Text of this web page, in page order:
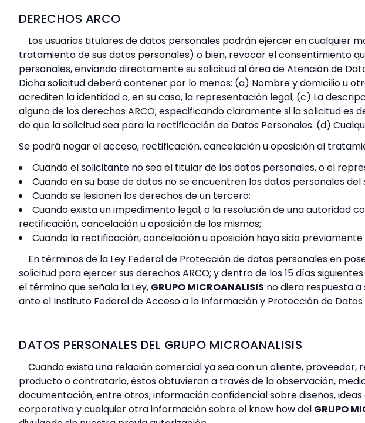
DERECHOS ARCO
Los usuarios titulares de datos personales podrán ejercer en cualquier
tratamiento de sus datos personales) o bien, revocar el consentimiento
personales, enviando directamente su solicitud al área de Atención de
Dicha solicitud deberá contener por lo menos: (a) Nombre y domicilio u
acrediten la identidad o, en su caso, la representación legal, (c) La
alguno de los derechos ARCO; especificando claramente si la solicitud
de que la solicitud sea para la rectificación de Datos Personales. (d)
Se podrá negar el acceso, rectificación, cancelación u oposición al
Cuando el solicitante no sea el titular de los datos personales, o el
Cuando en su base de datos no se encuentren los datos personales del
Cuando se lesionen los derechos de un tercero;
Cuando exista un impedimento legal, o la resolución de una autoridad
rectificación, cancelación u oposición de los mismos;
Cuando la rectificación, cancelación u oposición haya sido previamente
En términos de la Ley Federal de Protección de datos personales en
solicitud para ejercer sus derechos ARCO; y dentro de los 15 días
el término que señala la Ley, GRUPO MICROANALISIS no diera respuesta
ante el Instituto Federal de Acceso a la Información y Protección de Datos
DATOS PERSONALES DEL GRUPO MICROANALISIS
Cuando exista una relación comercial ya sea con un cliente,
producto o contratarlo, éstos obtuvieran a través de la observación,
documentación, entre otros; información confidencial sobre diseños,
corporativa y cualquier otra información sobre el know how del GRUPO